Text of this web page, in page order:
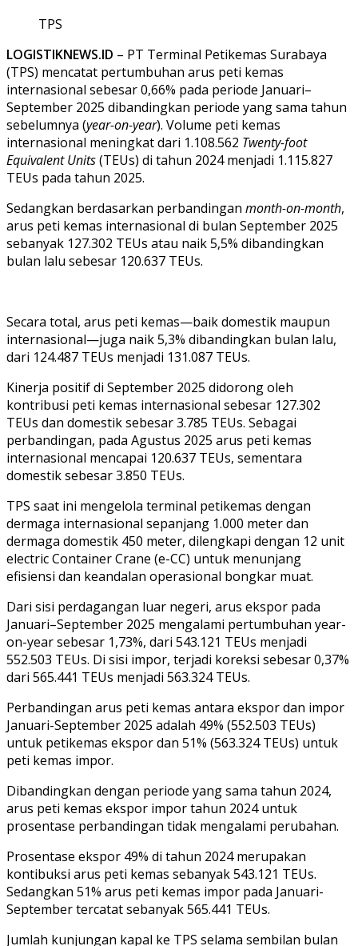
TPS
LOGISTIKNEWS.ID – PT Terminal Petikemas Surabaya
(TPS) mencatat pertumbuhan arus peti kemas
internasional sebesar 0,66% pada periode Januari–
September 2025 dibandingkan periode yang sama tahun
sebelumnya (year-on-year). Volume peti kemas
internasional meningkat dari 1.108.562 Twenty-foot
Equivalent Units(TEUs) di tahun 2024 menjadi 1.115.827
TEUs pada tahun 2025.
Sedangkan berdasarkan perbandingan month-on-month,
arus peti kemas internasional di bulan September 2025
sebanyak 127.302 TEUs atau naik 5,5% dibandingkan
bulan lalu sebesar 120.637 TEUs.
Secara total, arus peti kemas—baik domestik maupun
internasional—juga naik 5,3% dibandingkan bulan lalu,
dari 124.487 TEUs menjadi 131.087 TEUs.
Kinerja positif di September 2025 didorong oleh
kontribusi peti kemas internasional sebesar 127.302
TEUs dan domestik sebesar 3.785 TEUs. Sebagai
perbandingan, pada Agustus 2025 arus peti kemas
internasional mencapai 120.637 TEUs, sementara
domestik sebesar 3.850 TEUs.
TPS saat ini mengelola terminal petikemas dengan
dermaga internasional sepanjang 1.000 meter dan
dermaga domestik 450 meter, dilengkapi dengan 12 unit
electric Container Crane (e-CC) untuk menunjang
efisiensi dan keandalan operasional bongkar muat.
Dari sisi perdagangan luar negeri, arus ekspor pada
Januari–September 2025 mengalami pertumbuhan year-
on-year sebesar 1,73%, dari 543.121 TEUs menjadi
552.503 TEUs. Di sisi impor, terjadi koreksi sebesar 0,37%
dari 565.441 TEUs menjadi 563.324 TEUs.
Perbandingan arus peti kemas antara ekspor dan impor
Januari-September 2025 adalah 49% (552.503 TEUs)
untuk petikemas ekspor dan 51% (563.324 TEUs) untuk
peti kemas impor.
Dibandingkan dengan periode yang sama tahun 2024,
arus peti kemas ekspor impor tahun 2024 untuk
prosentase perbandingan tidak mengalami perubahan.
Prosentase ekspor 49% di tahun 2024 merupakan
kontibuksi arus peti kemas sebanyak 543.121 TEUs.
Sedangkan 51% arus peti kemas impor pada Januari-
September tercatat sebanyak 565.441 TEUs.
Jumlah kunjungan kapal ke TPS selama sembilan bulan